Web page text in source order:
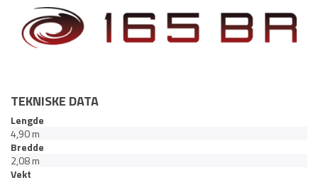
TEKNISKE DATA
Lengde
4,90 m
Bredde
2,08 m
Vekt